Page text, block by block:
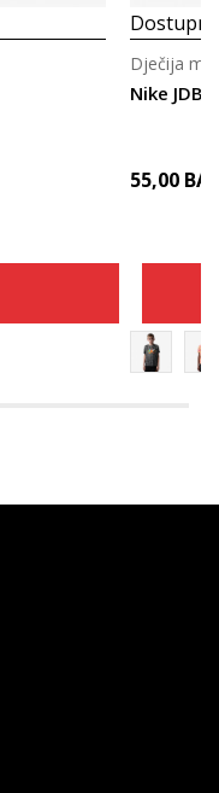
Nike JDB
Dječija
55,00